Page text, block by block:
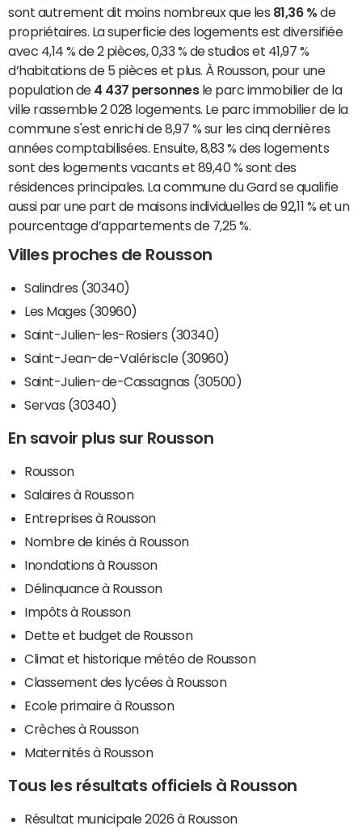
sont autrement dit moins nombreux que les 81,36 % de
propriétaires. La superficie des logements est diversifiée
avec 4,14 % de 2 pièces, 0,33 % de studios et 41,97 %
d’habitations de 5 pièces et plus. À Rousson, pour une
population de 4 437 personnesle parc immobilier de la
ville rassemble 2 028 logements. Le parc immobilier de la
commune s'est enrichi de 8,97 % sur les cinq dernières
années comptabilisées. Ensuite, 8,83 % des logements
sont des logements vacants et 89,40 % sont des
résidences principales. La commune du Gard se qualifie
aussi par une part de maisons individuelles de 92,11 % et un
pourcentage d’appartements de 7,25 %.
Villes proches de Rousson
Salindres (30340)
Les Mages (30960)
Saint-Julien-les-Rosiers (30340)
Saint-Jean-de-Valériscle (30960)
Saint-Julien-de-Cassagnas (30500)
Servas (30340)
En savoir plus sur Rousson
Rousson
Salaires à Rousson
Entreprises à Rousson
Nombre de kinés à Rousson
Inondations à Rousson
Délinquance à Rousson
Impôts à Rousson
Dette et budget de Rousson
Climat et historique météo de Rousson
Classement des lycées à Rousson
Ecole primaire à Rousson
Crèches à Rousson
Maternités à Rousson
Tous les résultats officiels à Rousson
Résultat municipale 2026 à Rousson